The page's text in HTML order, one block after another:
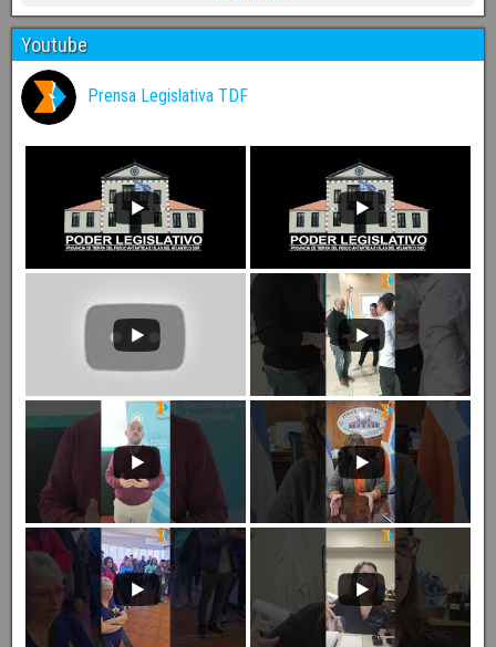
Youtube
Prensa Legislativa TDF